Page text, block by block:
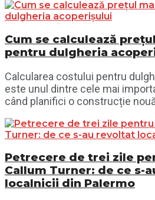
Cum se calculează
pentru dulgheria
Calcularea costului pentru
este unul dintre cele mai
când planifici o construcție
Petrecere de trei zile
Callum Turner: de ce s-
localnicii din Palermo